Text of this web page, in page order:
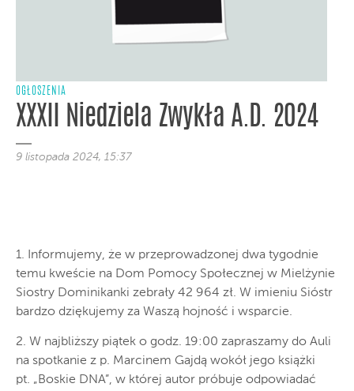
OGŁOSZENIA
XXXII Niedziela Zwykła A.D. 2024
9 listopada 2024, 15:37
1. Informujemy, że w przeprowadzonej dwa tygodnie
temu kweście na Dom Pomocy Społecznej w Mielżynie
Siostry Dominikanki zebrały 42 964 zł. W imieniu Sióstr
bardzo dziękujemy za Waszą hojność i wsparcie.
2. W najbliższy piątek o godz. 19:00 zapraszamy do Auli
na spotkanie z p. Marcinem Gajdą wokół jego książki
pt. „Boskie DNA”, w której autor próbuje odpowiadać